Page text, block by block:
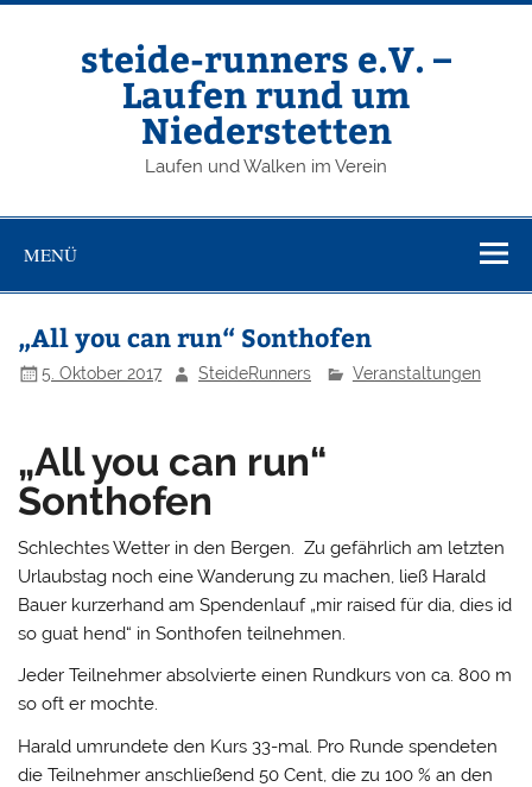
Zum
steide-runners e.V. –
Laufen rund um
Niederstetten
Laufen und Walken im Verein
MENÜ
„All you can run“ Sonthofen
5. Oktober 2017 SteideRunners Veranstaltungen
„All you can run“
Sonthofen
Schlechtes Wetter in den Bergen. Zu gefährlich am letzten
Urlaubstag noch eine Wanderung zu machen, ließ Harald
Bauer kurzerhand am Spendenlauf „mir raised für dia, dies id
so guat hend“ in Sonthofen teilnehmen.
Jeder Teilnehmer absolvierte einen Rundkurs von ca. 800 m
so oft er mochte.
Harald umrundete den Kurs 33-mal. Pro Runde spendeten
die Teilnehmer anschließend 50 Cent, die zu 100 % an den